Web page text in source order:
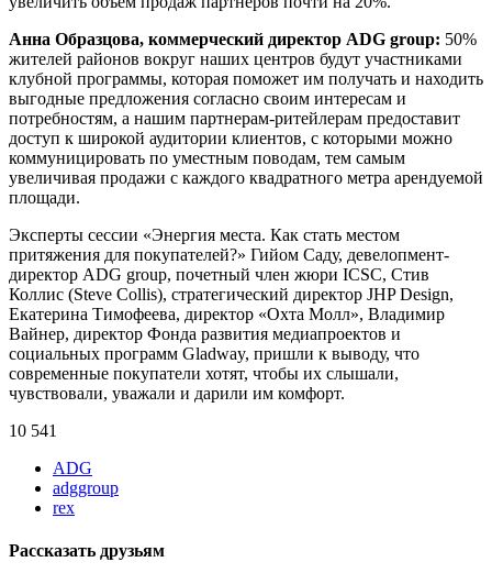
Анна Образцова, коммерческий директор ADG group: 50%
жителей районов вокруг наших центров будут участниками
клубной программы, которая поможет им получать и находить
выгодные предложения согласно своим интересам и
потребностям, а нашим партнерам-ритейлерам предоставит
доступ к широкой аудитории клиентов, с которыми можно
коммуницировать по уместным поводам, тем самым
увеличивая продажи с каждого квадратного метра арендуемой
площади.
Эксперты сессии «Энергия места. Как стать местом
притяжения для покупателей?» Гийом Саду, девелопмент-
директор ADG group, почетный член жюри ICSC, Стив
Коллис (Steve Collis), стратегический директор JHP Design,
Екатерина Тимофеева, директор «Охта Молл», Владимир
Вайнер, директор Фонда развития медиапроектов и
социальных программ Gladway, пришли к выводу, что
современные покупатели хотят, чтобы их слышали,
чувствовали, уважали и дарили им комфорт.
10 541
ADG
adggroup
rex
Рассказать друзьям